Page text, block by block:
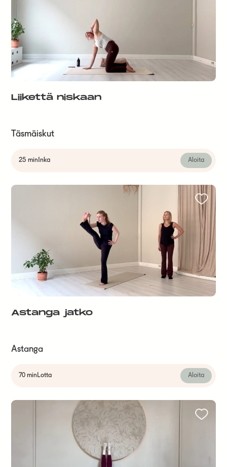
Liikettä niskaan
Täsmäiskut
25 min Inka Aloita
Astanga jatko
Astanga
70 min Lotta Aloita